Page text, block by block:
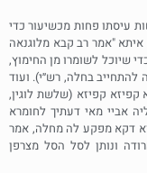
עיסתו פחות מכשיעור כדי
"אמר רב קבא מלוגנאה
שיוכל לשומרו מן החימוץ,
בחלה, רש׳׳י). ועוד
קפיזא קפיזא (שלשת לוגין,
אביי מאי דעתיך לחומרא
דקא מפקע לה מחלה, אמר
ונותן לסל הסל מצרפן